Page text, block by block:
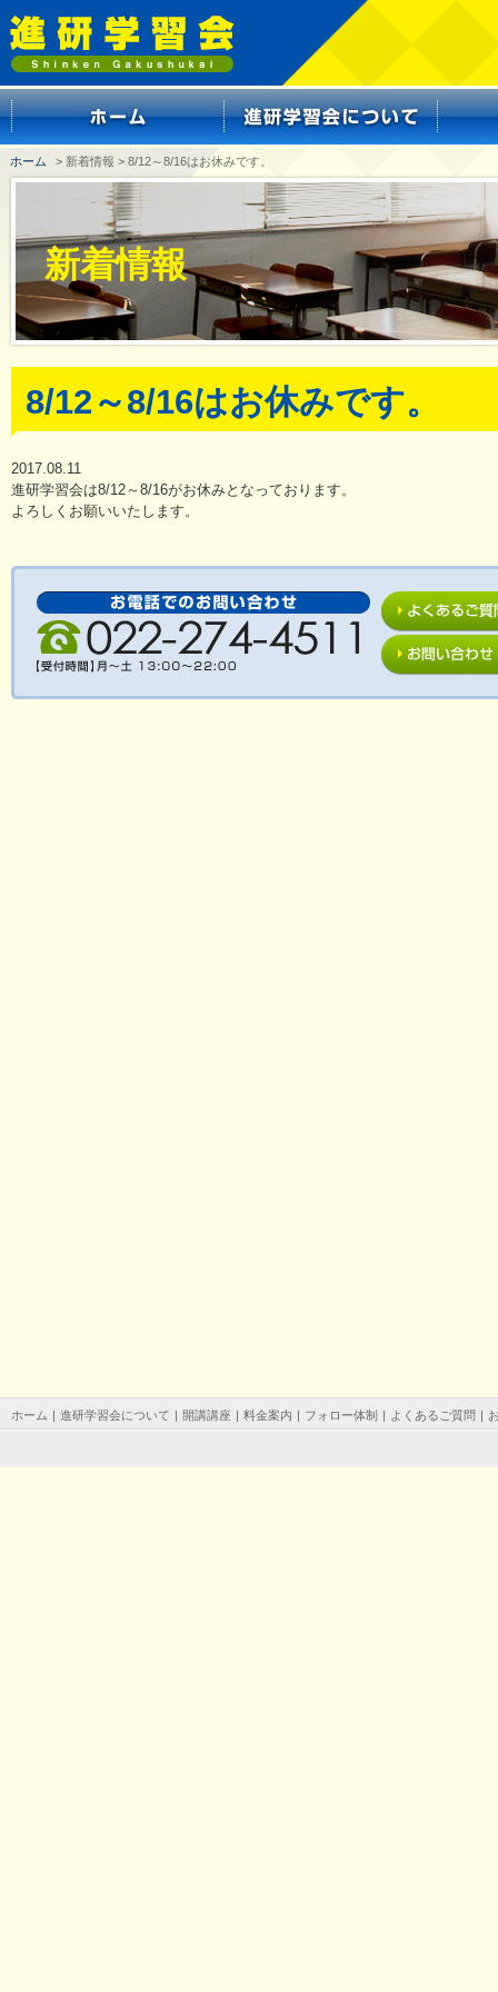
ホーム > 新着情報 > 8/12～8/16はお休みです。
新着情報
8/12～8/16はお休みです。
2017.08.11
進研学習会は8/12～8/16がお休みとなっております。
よろしくお願いいたします。
ホーム | 進研学習会について | 開講講座 | 料金案内 | フォロー体制 | よくあるご質問 |